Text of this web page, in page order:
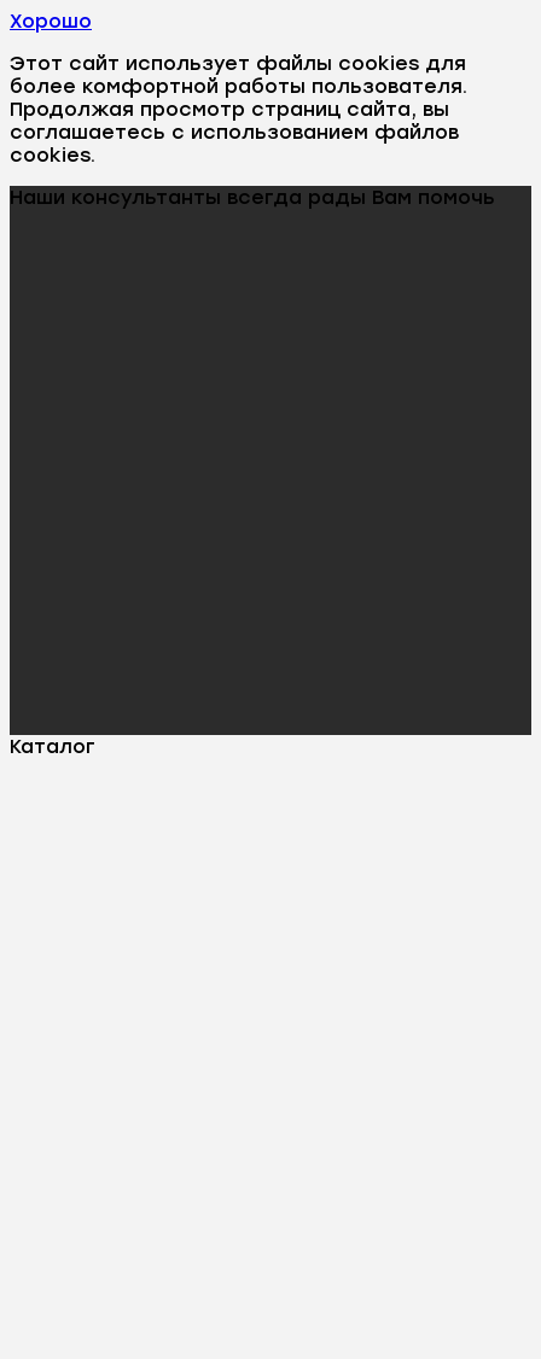
Хорошо
Этот сайт использует файлы cookies для
более комфортной работы пользователя.
Продолжая просмотр страниц сайта, вы
соглашаетесь с использованием файлов
cookies.
Наши консультанты всегда рады Вам помочь
Каталог